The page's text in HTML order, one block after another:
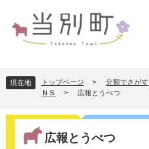
でば
本
現在地 トップページ > 分類でさがす
ＮＳ
> 広報とうべつ
広報とうべつ